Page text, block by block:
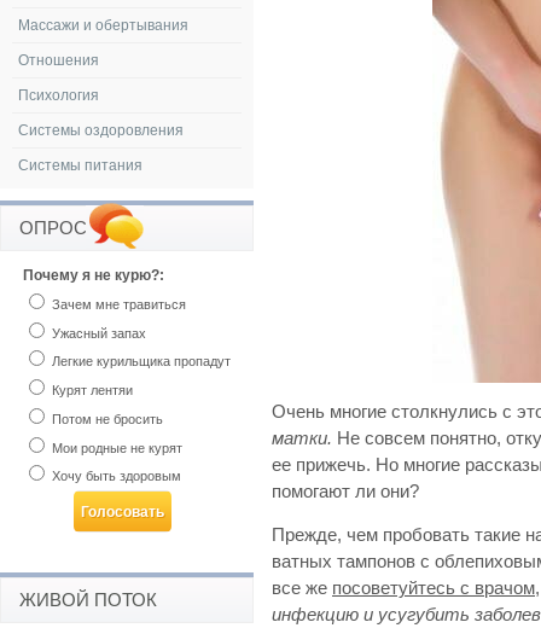
Очень многие столкнулись с
матки. Не совсем понятно,
ее прижечь. Но многие
помогают ли они?
Прежде, чем пробовать такие
ватных тампонов с
все же посоветуйтесь с врачом
инфекцию и усугубить
Массажи и обертывания
Отношения
Психология
Системы оздоровления
Системы питания
ОПРОС
Почему я не курю?:
Зачем мне травиться
Ужасный запах
Легкие курильщика пропадут
Курят лентяи
Потом не бросить
Мои родные не курят
Хочу быть здоровым
ЖИВОЙ ПОТОК